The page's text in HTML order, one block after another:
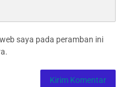
saya pada peramban ini